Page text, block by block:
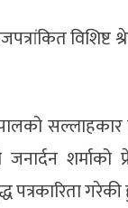
विशिष्ट
सल्लाहकार
पत्रकारिता